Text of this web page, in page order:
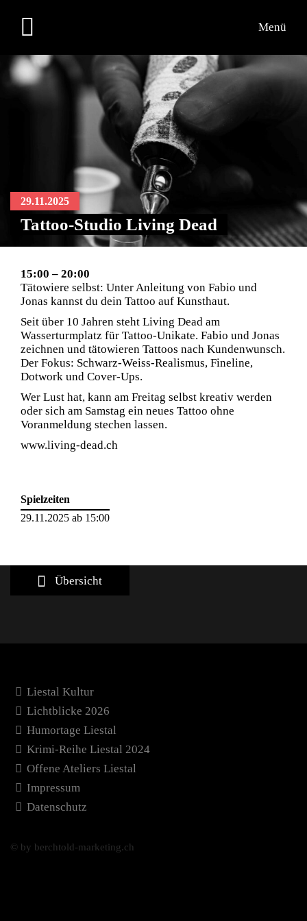
Menü
29.11.2025
Tattoo-Studio Living Dead
15:00 – 20:00
Tätowiere selbst: Unter Anleitung von Fabio und
Jonas kannst du dein Tattoo auf Kunsthaut.
Seit über 10 Jahren steht Living Dead am
Wasserturmplatz für Tattoo-Unikate. Fabio und Jonas
zeichnen und tätowieren Tattoos nach Kundenwunsch.
Der Fokus: Schwarz-Weiss-Realismus, Fineline,
Dotwork und Cover-Ups.
Wer Lust hat, kann am Freitag selbst kreativ werden
oder sich am Samstag ein neues Tattoo ohne
Voranmeldung stechen lassen.
www.living-dead.ch
Spielzeiten
29.11.2025 ab 15:00
Übersicht
Liestal Kultur
Lichtblicke 2026
Humortage Liestal
Krimi-Reihe Liestal 2024
Offene Ateliers Liestal
Impressum
Datenschutz
© by berchtold-marketing.ch